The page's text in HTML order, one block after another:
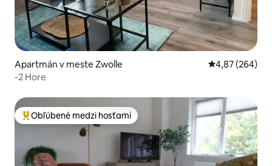
Apartmán v meste Zwolle Priemerné
4,87 (264)
-2 Hore
Najobľúbenejšie medzi hosťami
Obľúbené medzi hosťami